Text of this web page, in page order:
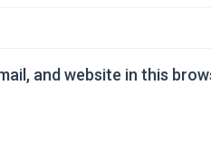
and website in this